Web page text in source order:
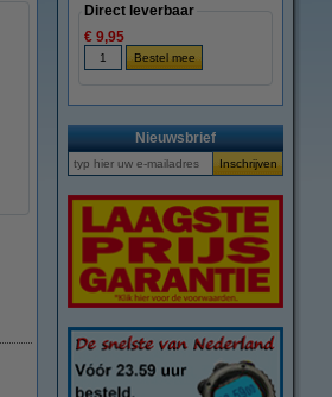
Direct leverbaar
€ 9,95
Nieuwsbrief